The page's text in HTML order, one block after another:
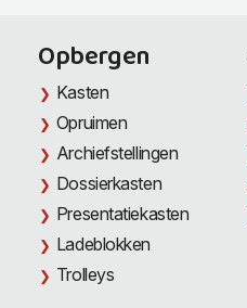
Opbergen
Kasten
Opruimen
Archiefstellingen
Dossierkasten
Presentatiekasten
Ladeblokken
Trolleys